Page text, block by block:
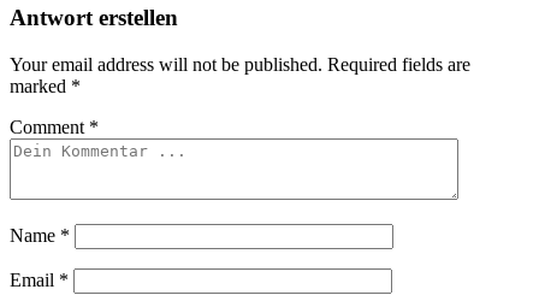
Antwort erstellen
Your email address will not be published. Required fields are
marked *
Comment *
Name *
Email *